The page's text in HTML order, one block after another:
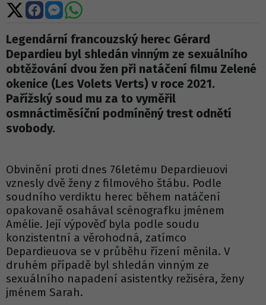
Sdílet
na
X
Sdílet
na
Facebooku
Sdílet
na
Messengeru
Sdílet
WhatsApp
Legendární francouzský herec Gérard
Depardieu byl shledán vinným ze sexuálního
obtěžování dvou žen při natáčení filmu Zelené
okenice (Les Volets Verts) v roce 2021.
Pařížský soud mu za to vyměřil
osmnáctiměsíční podmíněný trest odnětí
svobody.
Obvinění proti dnes 76letému Depardieuovi
vznesly dvě ženy z filmového štábu. Podle
soudního verdiktu herec během natáčení
opakovaně osahával scénografku jménem
Amélie. Její výpověď byla podle soudu
konzistentní a věrohodná, zatímco
Depardieuova se v průběhu řízení měnila. V
druhém případě byl shledán vinným ze
sexuálního napadení asistentky režiséra, ženy
jménem Sarah.